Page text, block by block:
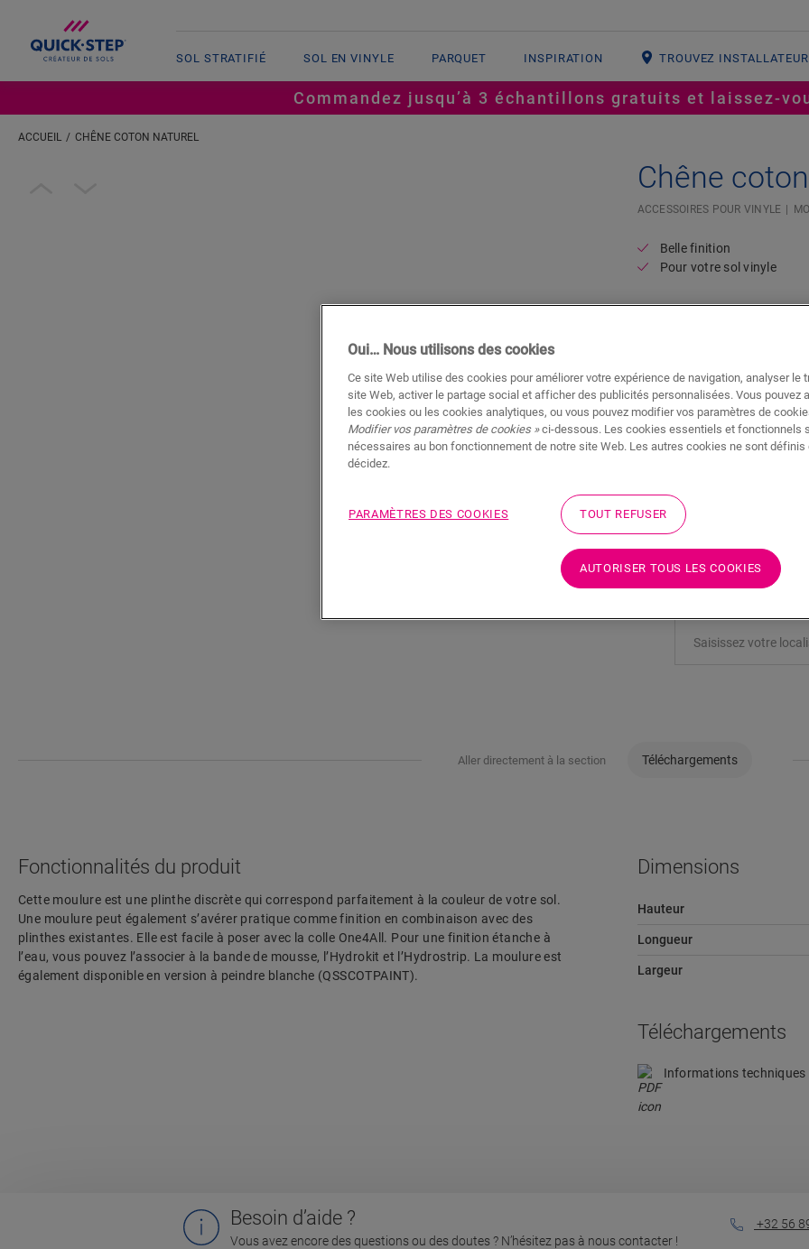
SOL STRATIFIÉ SOL EN VINYLE PARQUET INSPIRATION TROUVEZ INSTALLATEUR
Commandez jusqu’à 3 échantillons gratuits et laissez-
ACCUEIL CHÊNE COTON NATUREL
Chêne
ACCESSOIRES POUR VINYLE
Belle finition
Pour votre sol vinyle
3,90
#SR Surface Input#
m
AJOUTER AU
Hâte de découvrir
Rendez visite à votre
Aller directement à la section Téléchargements
Fonctionnalités du produit
Cette moulure est une plinthe discrète qui correspond parfaitement à la couleur de votre sol.
Une moulure peut également s’avérer pratique comme finition en combinaison avec des
plinthes existantes. Elle est facile à poser avec la colle One4All. Pour une finition étanche à
l’eau, vous pouvez l’associer à la bande de mousse, l’Hydrokit et l’Hydrostrip. La moulure est
également disponible en version à peindre blanche (QSSCOTPAINT).
Dimensions
Hauteur
Longueur
Largeur
Téléchargements
Informations techniques
Besoin d’aide ?
Vous avez encore des questions ou des doutes ? N’hésitez pas à nous contacter !
+32 56
Oui… Nous utilisons des cookies
Ce site Web utilise des cookies pour améliorer votre expérience de navigation, analyser le
site Web, activer le partage social et afficher des publicités personnalisées. Vous pouvez
les cookies ou les cookies analytiques, ou vous pouvez modifier vos paramètres de
Modifier vos paramètres de cookies »ci-dessous. Les cookies essentiels et fonctionnels
nécessaires au bon fonctionnement de notre site Web. Les autres cookies ne sont définis
décidez.
PARAMÈTRES DES COOKIES TOUT REFUSER
AUTORISER TOUS LES COOKIES